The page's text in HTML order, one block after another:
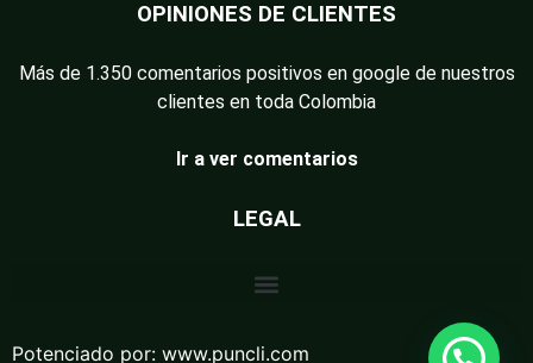
OPINIONES DE CLIENTES
Más de 1.350 comentarios positivos en google de nuestros
clientes en toda Colombia
Ir a ver comentarios
LEGAL
Potenciado por: www.puncli.com
Guasapiemos pues